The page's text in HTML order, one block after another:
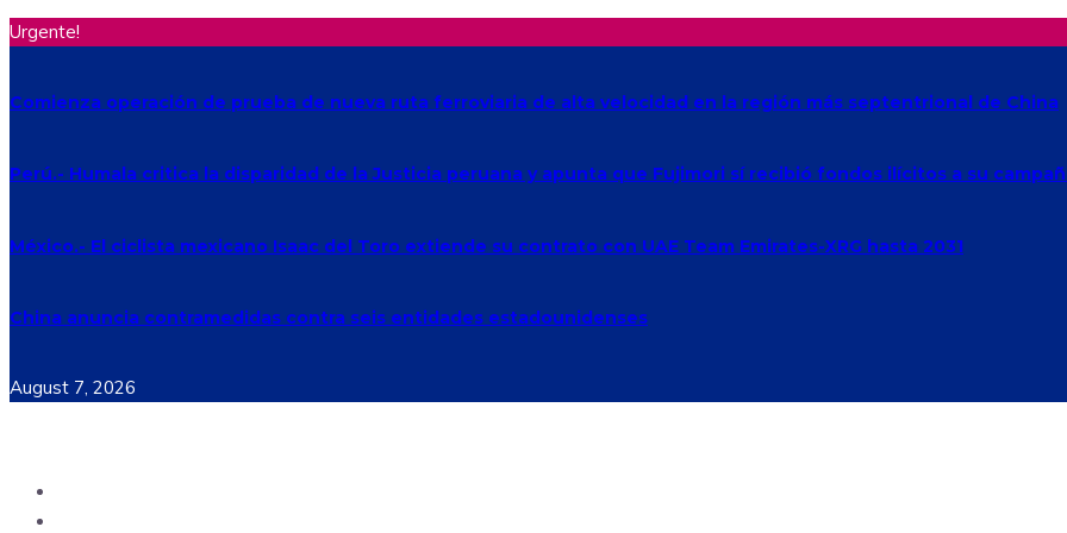
Urgente!
Comienza operación de prueba de nueva ruta ferroviaria de alta velocidad en la región más septentrional de China
Perú.- Humala critica la disparidad de la Justicia peruana y apunta que Fujimori sí recibió fondos ilícitos a su
México.- El ciclista mexicano Isaac del Toro extiende su contrato con UAE Team Emirates-XRG hasta 2031
China anuncia contramedidas contra seis entidades estadounidenses
August 7, 2026